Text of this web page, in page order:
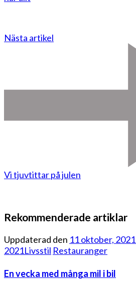
Nästa artikel
Vi tjuvtittar på julen
Rekommenderade artiklar
Uppdaterad den 11 oktober, 2021
2021Livsstil Restauranger
En vecka med många mil i bil